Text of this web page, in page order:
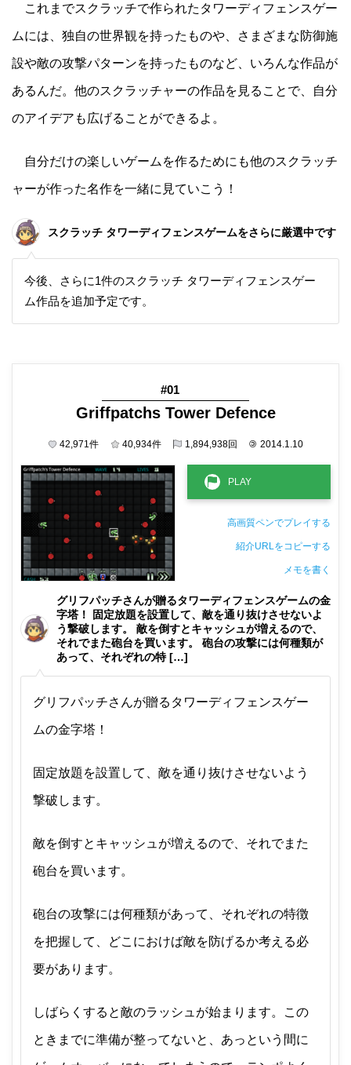
これまでスクラッチで作られたタワーディフェンスゲー
ムには、独自の世界観を持ったものや、さまざまな防御施
設や敵の攻撃パターンを持ったものなど、いろんな作品が
あるんだ。他のスクラッチャーの作品を見ることで、自分
のアイデアも広げることができるよ。
自分だけの楽しいゲームを作るためにも他のスクラッチ
ャーが作った名作を一緒に見ていこう！
スクラッチ タワーディフェンスゲームをさらに厳選中です
今後、さらに1件のスクラッチ タワーディフェンスゲー
ム作品を追加予定です。
#01
Griffpatchs Tower Defence
42,971件 40,934件 1,894,938回 © 2014.1.10
高画質ペンでプレイする
紹介URLをコピーする
メモを書く
グリフパッチさんが贈るタワーディフェンスゲームの金
字塔！ 固定放題を設置して、敵を通り抜けさせないよ
う撃破します。 敵を倒すとキャッシュが増えるので、
それでまた砲台を買います。 砲台の攻撃には何種類が
あって、それぞれの特 […]
グリフパッチさんが贈るタワーディフェンスゲー
ムの金字塔！
固定放題を設置して、敵を通り抜けさせないよう
撃破します。
敵を倒すとキャッシュが増えるので、それでまた
砲台を買います。
砲台の攻撃には何種類があって、それぞれの特徴
を把握して、どこにおけば敵を防げるか考える必
要があります。
しばらくすると敵のラッシュが始まります。この
ときまでに準備が整ってないと、あっという間に